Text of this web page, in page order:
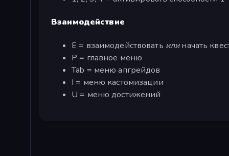
Взаимодействие
E = взаимодействовать илиначать
P = главное меню
Tab = меню апгрейдов
I = меню кастомизации
U = меню достижений